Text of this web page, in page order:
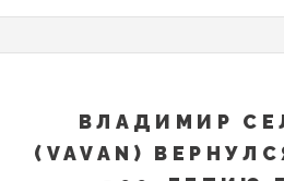
ВЛАДИМИР
(VAVAN)